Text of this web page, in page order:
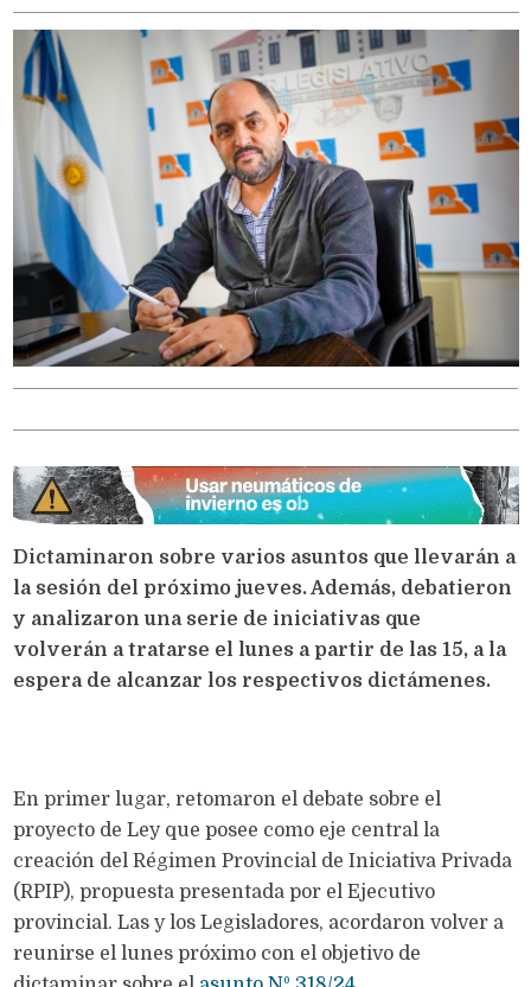
Dictaminaron sobre varios asuntos que llevarán a
la sesión del próximo jueves. Además, debatieron
y analizaron una serie de iniciativas que
volverán a tratarse el lunes a partir de las 15, a la
espera de alcanzar los respectivos dictámenes.
En primer lugar, retomaron el debate sobre el
proyecto de Ley que posee como eje central la
creación del Régimen Provincial de Iniciativa Privada
(RPIP), propuesta presentada por el Ejecutivo
provincial. Las y los Legisladores, acordaron volver a
reunirse el lunes próximo con el objetivo de